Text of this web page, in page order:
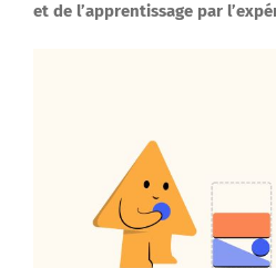
et de l’apprentissage par